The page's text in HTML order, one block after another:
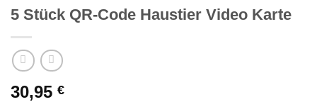
5 Stück QR-Code Haustier Video Karte
30,95 €